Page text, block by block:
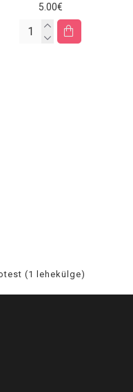
5.00€
(1 lehekülge)